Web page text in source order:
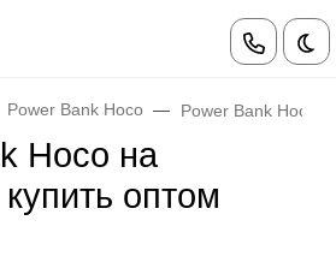
Power Bank Hoco Power Bank Hoco
Hoco на
оптом